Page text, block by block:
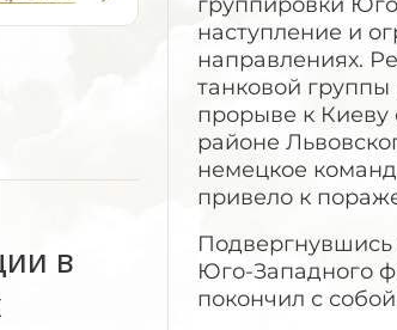
в
наступление и
направлениях.
танковой
прорыве к Киеву
районе
немецкое
привело к
Подвергнувшись
Юго-Западного
покончил с